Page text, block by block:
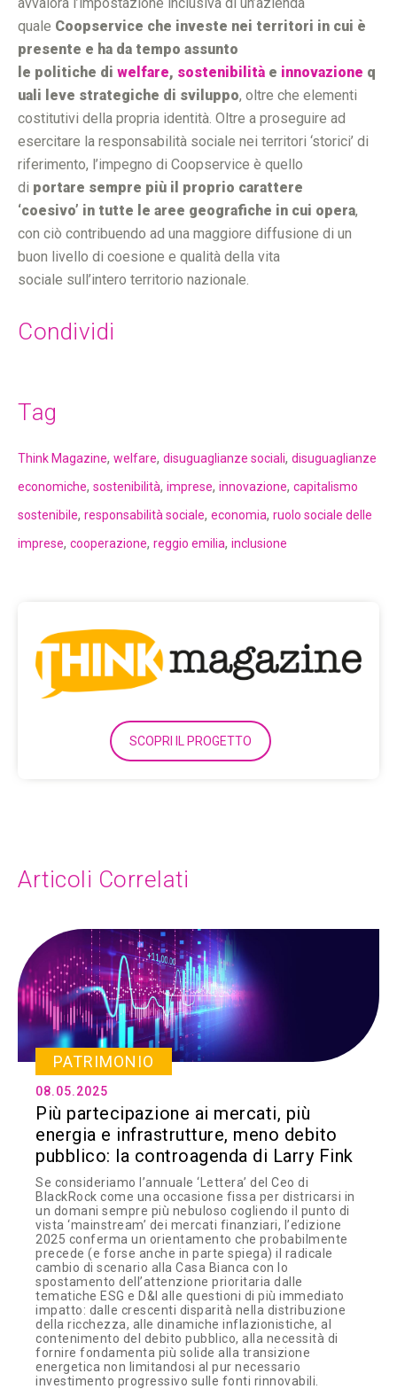
quale Coopservice che investe nei territori in cui è
presente e ha da tempo assunto
le politiche di welfare, sostenibilità e innovazione q
uali leve strategiche di sviluppo, oltre che elementi
costitutivi della propria identità. Oltre a proseguire ad
esercitare la responsabilità sociale nei territori ‘storici’ di
riferimento, l’impegno di Coopservice è quello
di portare sempre più il proprio carattere
‘coesivo’ in tutte le aree geografiche in cui opera,
con ciò contribuendo ad una maggiore diffusione di un
buon livello di coesione e qualità della vita
sociale sull’intero territorio nazionale.
Condividi
Tag
Think Magazine, welfare, disuguaglianze sociali, disuguaglianze
economiche, sostenibilità, imprese, innovazione, capitalismo
sostenibile, responsabilità sociale, economia, ruolo sociale delle
imprese, cooperazione, reggio emilia, inclusione
SCOPRI IL PROGETTO
Articoli Correlati
PATRIMONIO
08.05.2025
Più partecipazione ai mercati, più
energia e infrastrutture, meno debito
pubblico: la controagenda di Larry Fink
Se consideriamo l’annuale ‘Lettera’ del Ceo di
BlackRock come una occasione fissa per districarsi in
un domani sempre più nebuloso cogliendo il punto di
vista ‘mainstream’ dei mercati finanziari, l’edizione
2025 conferma un orientamento che probabilmente
precede (e forse anche in parte spiega) il radicale
cambio di scenario alla Casa Bianca con lo
spostamento dell’attenzione prioritaria dalle
tematiche ESG e D&I alle questioni di più immediato
impatto: dalle crescenti disparità nella distribuzione
della ricchezza, alle dinamiche inflazionistiche, al
contenimento del debito pubblico, alla necessità di
fornire fondamenta più solide alla transizione
energetica non limitandosi al pur necessario
investimento progressivo sulle fonti rinnovabili.